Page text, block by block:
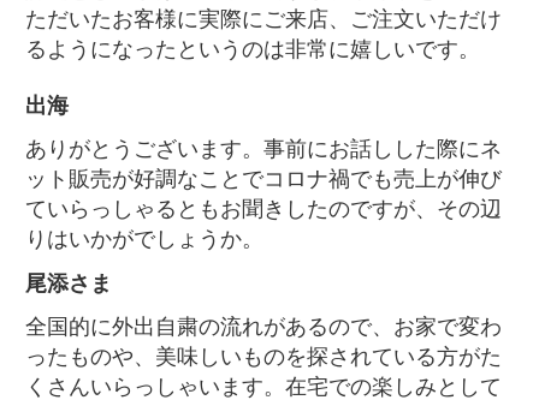
ただいたお客様に実際にご来店、ご注文いただけ
るようになったというのは非常に嬉しいです。
出海
ありがとうございます。事前にお話しした際にネ
ット販売が好調なことでコロナ禍でも売上が伸び
ていらっしゃるともお聞きしたのですが、その辺
りはいかがでしょうか。
尾添さま
全国的に外出自粛の流れがあるので、お家で変わ
ったものや、美味しいものを探されている方がた
くさんいらっしゃいます。在宅での楽しみとして